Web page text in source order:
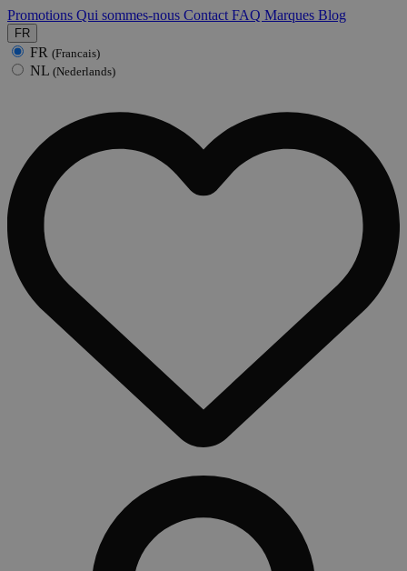
Promotions Qui sommes-nous Contact FAQ Marques Blog
FR
FR (Francais)
NL (Nederlands)